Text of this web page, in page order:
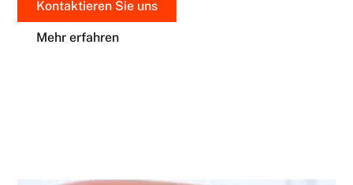
Kontaktieren Sie uns
Mehr erfahren